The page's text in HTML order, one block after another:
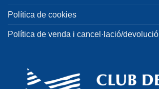
Política de cookies
Política de venda i cancel·lació/devolució